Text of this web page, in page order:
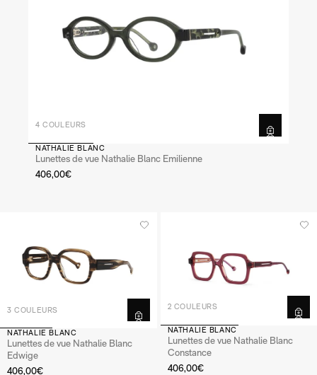
4 COULEURS
NATHALIE BLANC
Lunettes de vue Nathalie Blanc Emilienne
406,00€
3 COULEURS
NATHALIE BLANC
Lunettes de vue Nathalie Blanc
Edwige
406,00€
2 COULEURS
NATHALIE BLANC
Lunettes de vue Nathalie Blanc
Constance
406,00€